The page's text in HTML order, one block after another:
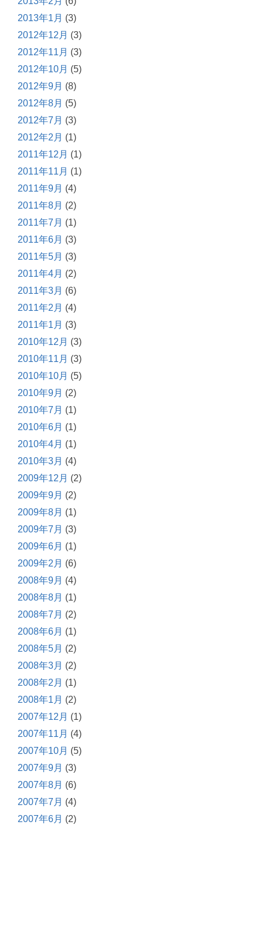
2013年1月 (3)
2012年12月 (3)
2012年11月 (3)
2012年10月 (5)
2012年9月 (8)
2012年8月 (5)
2012年7月 (3)
2012年2月 (1)
2011年12月 (1)
2011年11月 (1)
2011年9月 (4)
2011年8月 (2)
2011年7月 (1)
2011年6月 (3)
2011年5月 (3)
2011年4月 (2)
2011年3月 (6)
2011年2月 (4)
2011年1月 (3)
2010年12月 (3)
2010年11月 (3)
2010年10月 (5)
2010年9月 (2)
2010年7月 (1)
2010年6月 (1)
2010年4月 (1)
2010年3月 (4)
2009年12月 (2)
2009年9月 (2)
2009年8月 (1)
2009年7月 (3)
2009年6月 (1)
2009年2月 (6)
2008年9月 (4)
2008年8月 (1)
2008年7月 (2)
2008年6月 (1)
2008年5月 (2)
2008年3月 (2)
2008年2月 (1)
2008年1月 (2)
2007年12月 (1)
2007年11月 (4)
2007年10月 (5)
2007年9月 (3)
2007年8月 (6)
2007年7月 (4)
2007年6月 (2)